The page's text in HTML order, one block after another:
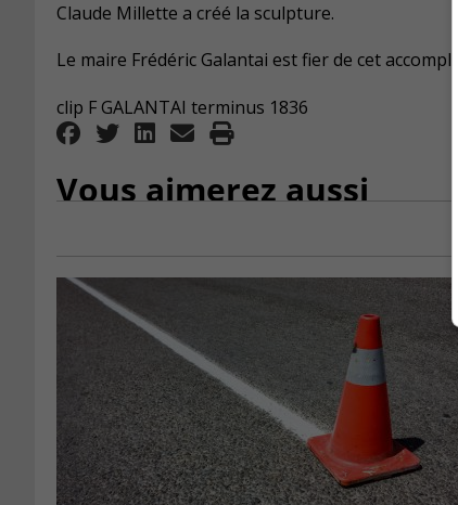
Claude Millette a créé la sculpture.
Le maire Frédéric Galantai est fier de cet
clip F GALANTAI terminus 1836
Vous aimerez aussi